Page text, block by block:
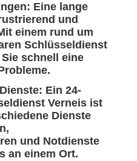
Eine lange
und
einem rund um
Schlüsseldienst
schnell eine
Ein 24-
Verneis ist
Dienste
und Notdienste
an einem Ort.